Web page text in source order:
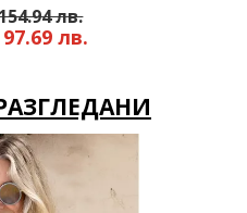
лв.
лв.